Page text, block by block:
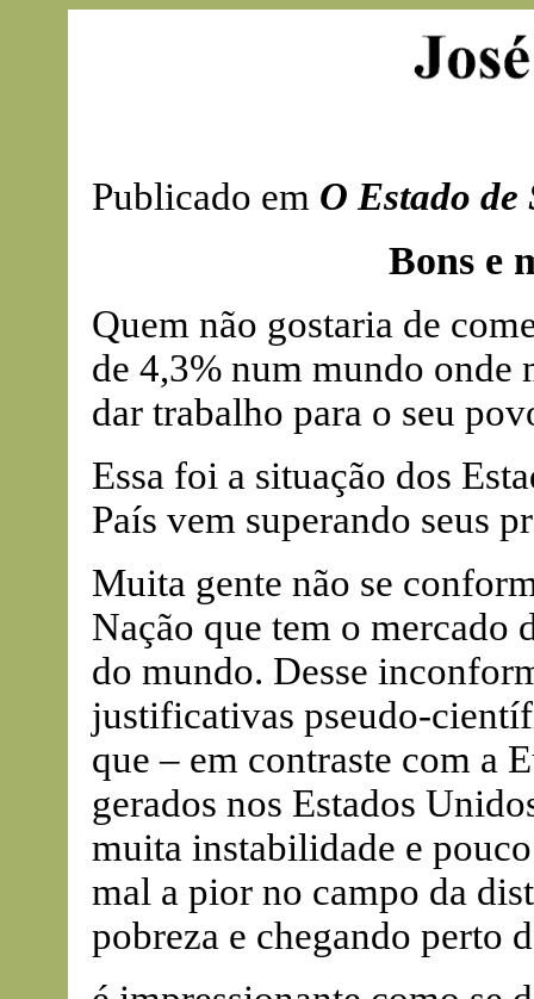
Publicado em O Estado de
Bons e
Quem não gostaria de
de 4,3% num mundo onde
dar trabalho para o seu
Essa foi a situação dos
País vem superando seus
Muita gente não se
Nação que tem o mercado
do mundo. Desse
justificativas pseudo-
que – em contraste com a
gerados nos Estados
muita instabilidade e
mal a pior no campo da
pobreza e chegando perto